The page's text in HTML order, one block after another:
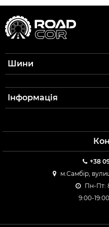
Шини
Інформація
+38
м.Самбір,
Пн-Пт:
9:00-